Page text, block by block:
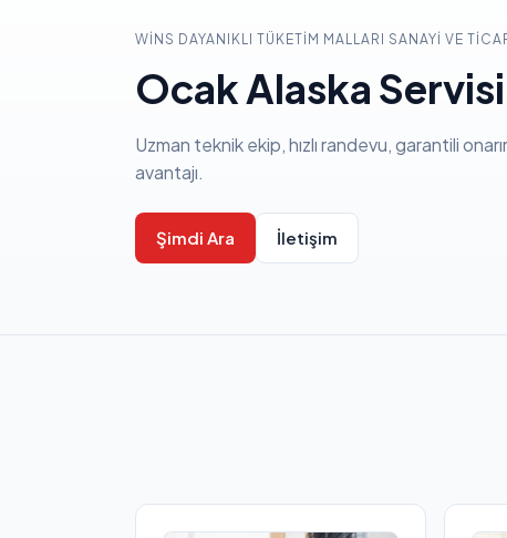
WINS DAYANIKLI TÜKETIM MALLARI SANAYI VE
Ocak Alaska Servisi
Uzman teknik ekip, hızlı randevu, garantili
avantajı.
Şimdi Ara İletişim